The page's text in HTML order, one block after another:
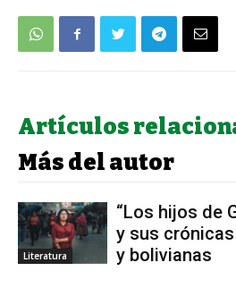
Artículos
Más del autor
Literatura
“Los hijos de
y sus
y bolivianas